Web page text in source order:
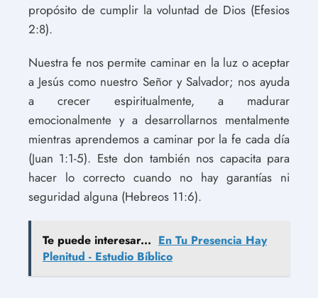
propósito de cumplir la voluntad de Dios (Efesios
2:8).
Nuestra fe nos permite caminar en la luz o aceptar
a Jesús como nuestro Señor y Salvador; nos ayuda
a crecer espiritualmente, a madurar
emocionalmente y a desarrollarnos mentalmente
mientras aprendemos a caminar por la fe cada día
(Juan 1:1-5). Este don también nos capacita para
hacer lo correcto cuando no hay garantías ni
seguridad alguna (Hebreos 11:6).
Te puede interesar... En Tu Presencia Hay
Plenitud - Estudio Bíblico